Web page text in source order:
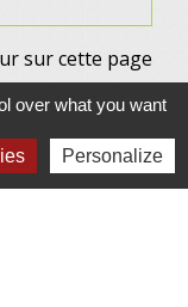
sur cette page
over what you want
Personalize